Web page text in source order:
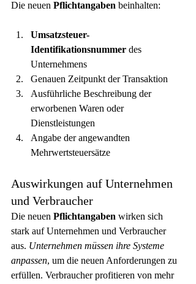
Die neuen Pflichtangaben beinhalten:
Umsatzsteuer-
Identifikationsnummer des
Unternehmens
Genauen Zeitpunkt der Transaktion
Ausführliche Beschreibung der
erworbenen Waren oder
Dienstleistungen
Angabe der angewandten
Mehrwertsteuersätze
Auswirkungen auf Unternehmen
und Verbraucher
Die neuen Pflichtangaben wirken sich
stark auf Unternehmen und Verbraucher
aus. Unternehmen müssen ihre Systeme
anpassen, um die neuen Anforderungen zu
erfüllen. Verbraucher profitieren von mehr